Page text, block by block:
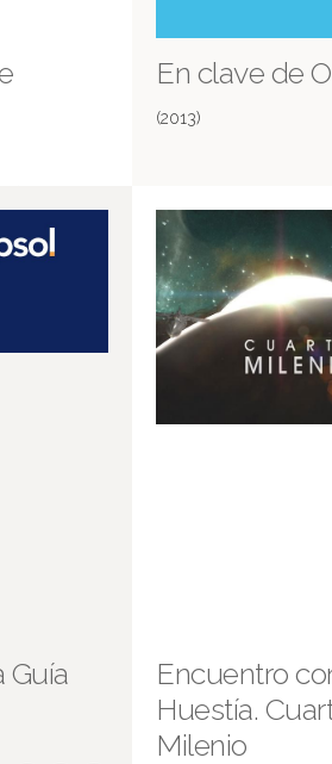
En clave de O
(2013)
Guía
Encuentro
Huestía.
Milenio